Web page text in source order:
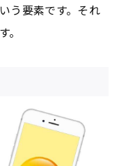
う要素です。それ